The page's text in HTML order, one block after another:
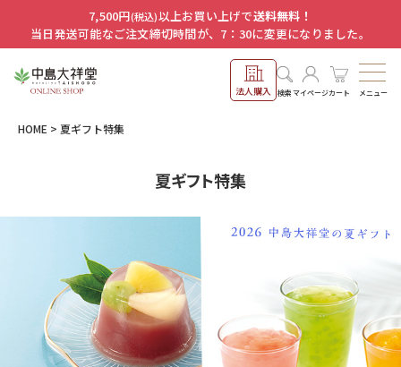
7,500円(税込)以上お買い上げで送料無料！
当日発送可能なご注文締切時間が、7：30に変更になりました。
法人購入 検索マイページカート メニュー
HOME 夏ギフト特集
夏ギフト特集